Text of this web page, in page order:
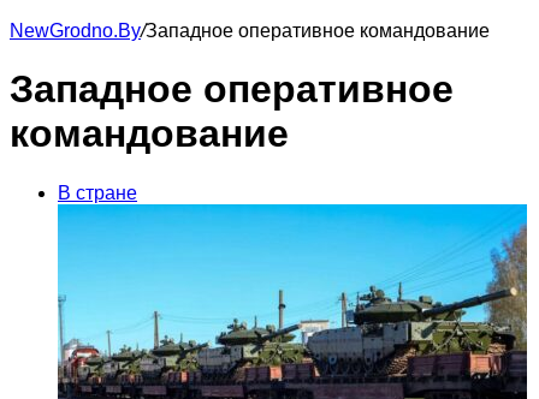
NewGrodno.By/Западное оперативное командование
Западное оперативное
командование
В стране